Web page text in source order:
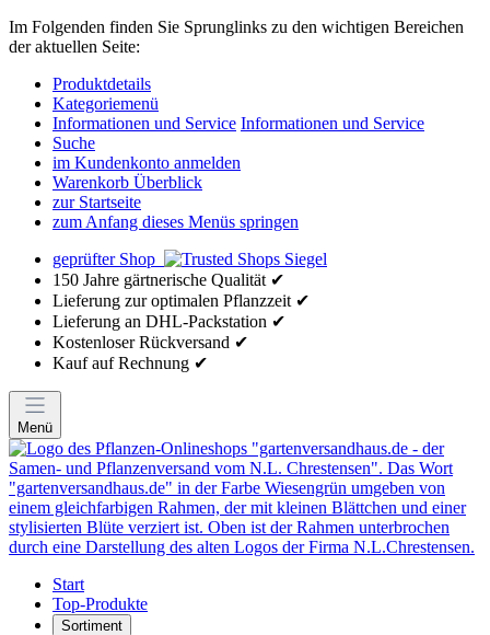
Im Folgenden finden Sie Sprunglinks zu den wichtigen Bereichen
der aktuellen Seite:
Produktdetails
Kategoriemenü
Informationen und Service Informationen und Service
Suche
im Kundenkonto anmelden
Warenkorb Überblick
zur Startseite
zum Anfang dieses Menüs springen
geprüfter Shop
150 Jahre gärtnerische Qualität ✔
Lieferung zur optimalen Pflanzzeit ✔
Lieferung an DHL-Packstation ✔
Kostenloser Rückversand ✔
Kauf auf Rechnung ✔
Menü
Start
Top-Produkte
Sortiment